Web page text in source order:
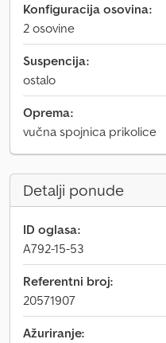
Konfiguracija osovina:
2 osovine
Suspencija:
ostalo
Oprema:
vučna spojnica prikolice
Detalji ponude
ID oglasa:
A792-15-53
Referentni broj:
20571907
Ažuriranje: